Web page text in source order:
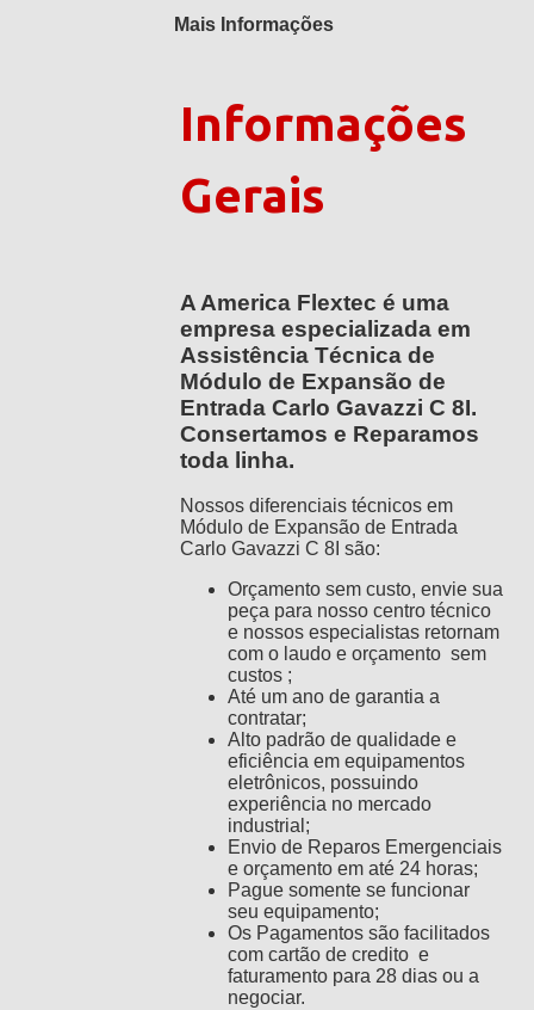
Mais Informações
Informações
Gerais
A America Flextec é uma
empresa especializada em
Assistência Técnica de
Módulo de Expansão de
Entrada Carlo Gavazzi C 8I.
Consertamos e Reparamos
toda linha.
Nossos diferenciais técnicos em
Módulo de Expansão de Entrada
Carlo Gavazzi C 8I são:
Orçamento sem custo, envie sua
peça para nosso centro técnico
e nossos especialistas retornam
com o laudo e orçamento sem
custos ;
Até um ano de garantia a
contratar;
Alto padrão de qualidade e
eficiência em equipamentos
eletrônicos, possuindo
experiência no mercado
industrial;
Envio de Reparos Emergenciais
e orçamento em até 24 horas;
Pague somente se funcionar
seu equipamento;
Os Pagamentos são facilitados
com cartão de credito e
faturamento para 28 dias ou a
negociar.